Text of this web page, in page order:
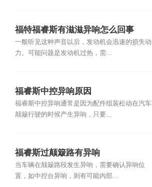
福特福睿斯有滋滋异响怎么回事
一般听见这种声音以后，发动机会迅速的损失动
力。可能问题是发动机过热，需...
福睿斯中控异响原因
福睿斯中控异响通常是因为配件组装松动在汽车
颠簸行驶的时候产生异响，只要...
福睿斯过颠簸路有异响
当车辆在颠簸路段发生异响，需要确认异响位
置，如中控台异响，则有可能内部...